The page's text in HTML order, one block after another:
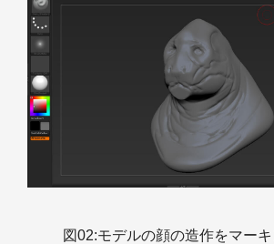
図02:モデルの顔の造作をマー